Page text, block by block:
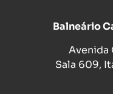
Balneário
Avenida
Sala 609,